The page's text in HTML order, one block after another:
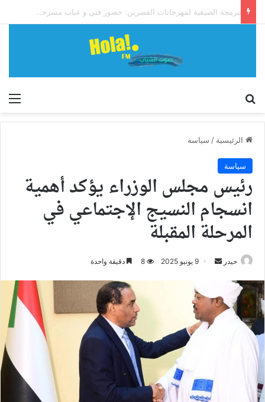
الرئيسية / سياسة
سياسة
رئيس مجلس الوزراء يؤكد أهمية
انسجام النسيج الإجتماعي في
المرحلة المقبلة
حيدر
أرسل
إلكترونيا
9 يونيو 2025 8 دقيقة واحدة